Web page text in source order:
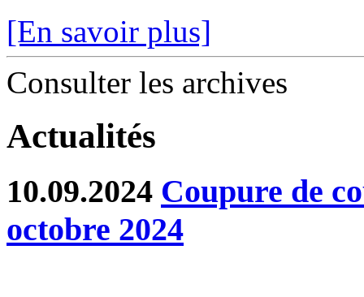
[En savoir plus]
Consulter les archives
Actualités
10.09.2024 Coupure de
octobre 2024